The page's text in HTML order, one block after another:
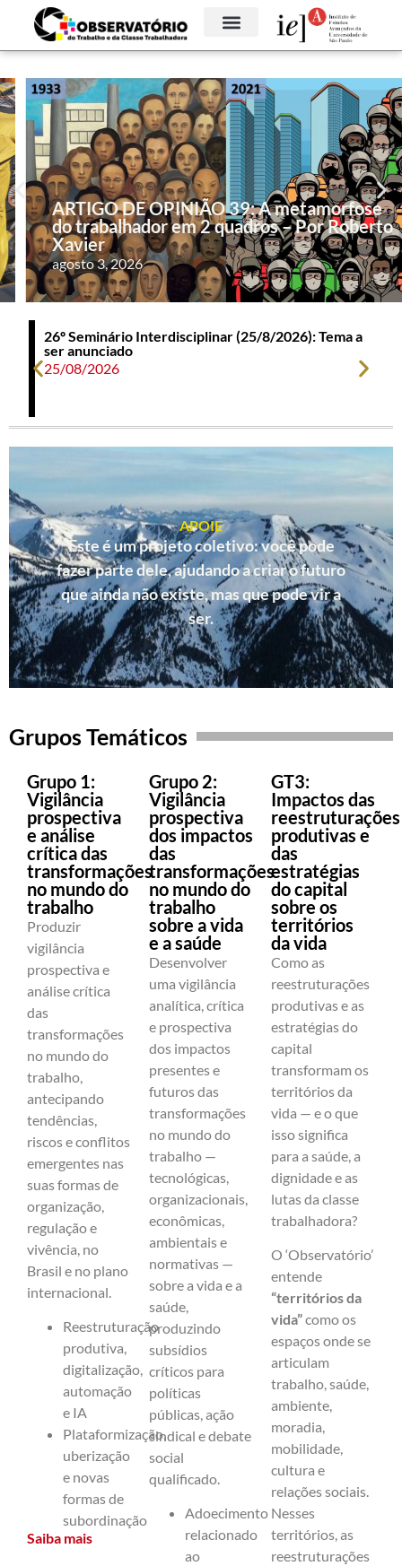
ARTIGO DE OPINIÃO 39: A metamorfose
do trabalhador em 2 quadros – Por Roberto
Xavier
agosto 3, 2026
26º Seminário Interdisciplinar (25/8/2026): Tema a
ser anunciado
25/08/2026
APOIE
Este é um projeto coletivo: você pode
fazer parte dele, ajudando a criar o futuro
que ainda não existe, mas que pode vir a
ser.
Grupos Temáticos
Grupo 1:
Vigilância
prospectiva
e análise
crítica das
transformações
no mundo do
trabalho
Produzir
vigilância
prospectiva e
análise crítica
das
transformações
no mundo do
trabalho,
antecipando
tendências,
riscos e conflitos
emergentes nas
suas formas de
organização,
regulação e
vivência, no
Brasil e no plano
internacional.
Reestruturação
produtiva,
digitalização,
automação
e IA
Plataformização,
uberização
e novas
formas de
subordinação
Saiba mais
Grupo 2:
Vigilância
prospectiva
dos impactos
das
transformações
no mundo do
trabalho
sobre a vida
e a saúde
Desenvolver
uma vigilância
analítica, crítica
e prospectiva
dos impactos
presentes e
futuros das
transformações
no mundo do
trabalho —
tecnológicas,
organizacionais,
econômicas,
ambientais e
normativas —
sobre a vida e a
saúde,
produzindo
subsídios
críticos para
políticas
públicas, ação
sindical e debate
social
qualificado.
Adoecimento
relacionado
ao
GT3:
Impactos das
reestruturações
produtivas e
das
estratégias
do capital
sobre os
territórios
da vida
Como as
reestruturações
produtivas e as
estratégias do
capital
transformam os
territórios da
vida — e o que
isso significa
para a saúde, a
dignidade e as
lutas da classe
trabalhadora?
O ‘Observatório’
entende
“territórios da
vida”como os
espaços onde se
articulam
trabalho, saúde,
ambiente,
moradia,
mobilidade,
cultura e
relações sociais.
Nesses
territórios, as
reestruturações